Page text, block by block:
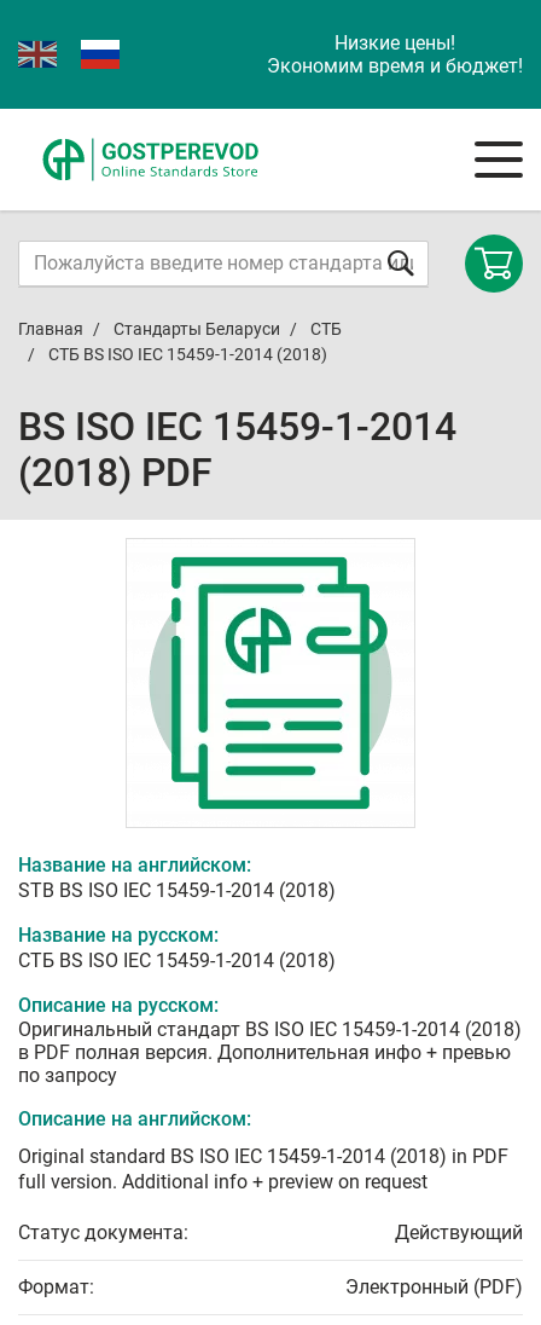
Низкие цены!
Экономим время и бюджет!
Главная Стандарты Беларуси
СТБ
СТБ BS ISO IEC 15459-1-2014 (2018)
BS ISO IEC 15459-1-2014
(2018) PDF
Название на английском:
STB BS ISO IEC 15459-1-2014 (2018)
Название на русском:
СТБ BS ISO IEC 15459-1-2014 (2018)
Описание на русском:
Оригинальный стандарт BS ISO IEC 15459-1-2014 (2018)
в PDF полная версия. Дополнительная инфо + превью
по запросу
Описание на английском:
Original standard BS ISO IEC 15459-1-2014 (2018) in PDF
full version. Additional info + preview on request
Статус документа: Действующий
Формат: Электронный (PDF)